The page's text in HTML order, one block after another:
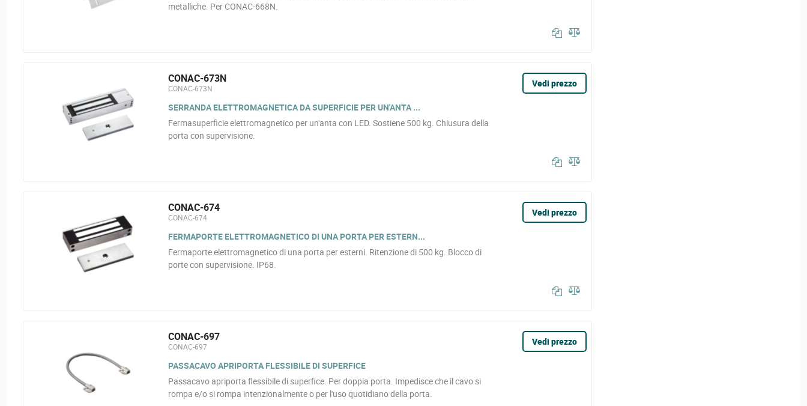
metalliche. Per CONAC-668N.
CONAC-673N
CONAC-673N
SERRANDA ELETTROMAGNETICA DA SUPERFICIE PER UN'ANTA ...
Fermasuperficie elettromagnetico per un'anta con LED. Sostiene 500 kg. Chiusura della
porta con supervisione.
Vedi prezzo
CONAC-674
CONAC-674
FERMAPORTE ELETTROMAGNETICO DI UNA PORTA PER ESTERN...
Fermaporte elettromagnetico di una porta per esterni. Ritenzione di 500 kg. Blocco di
porte con supervisione. IP68.
Vedi prezzo
CONAC-697
CONAC-697
PASSACAVO APRIPORTA FLESSIBILE DI SUPERFICE
Passacavo apriporta flessibile di superfice. Per doppia porta. Impedisce che il cavo si
rompa e/o si rompa intenzionalmente o per l'uso quotidiano della porta.
Vedi prezzo